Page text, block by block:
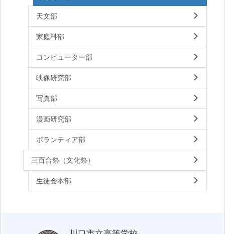
天文部
家庭科部
コンピューター部
映像研究部
写真部
漫画研究部
ボランティア部
三百合祭（文化祭）
生徒会本部